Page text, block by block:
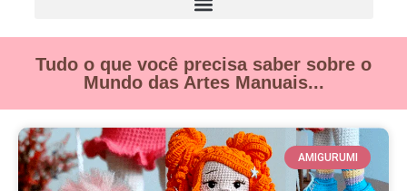
Tudo o que você precisa saber sobre o
Mundo das Artes Manuais...
AMIGURUMI